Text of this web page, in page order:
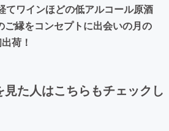
てワインほどの低アルコール原酒
ご縁をコンセプトに出会いの月の
荷！
た人はこちらもチェックし